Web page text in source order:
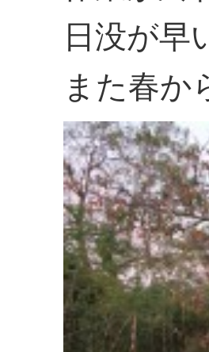
日没が早
また春